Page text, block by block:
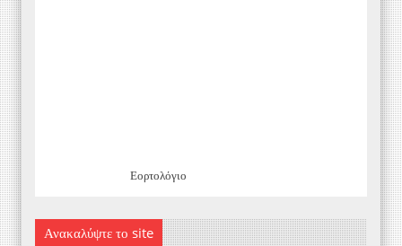
Εορτολόγιο
Ανακαλύψτε το site